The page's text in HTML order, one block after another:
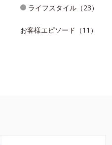
ライフスタイル（23）
お客様エピソード（11）